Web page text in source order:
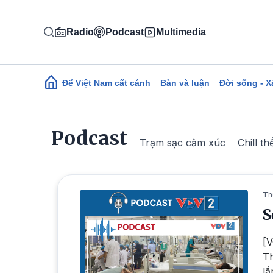
Radio Podcast Multimedia
Main navigation
Để Việt Nam cất cánh Bàn và luận Đời sống -
Podcast Trạm sạc cảm xúc Chill